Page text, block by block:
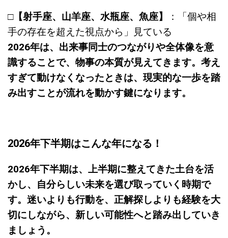
□【射手座、山羊座、水瓶座、魚座】
：「個や相
手の存在を超えた視点から」見ている
2026年は、出来事同士のつながりや全体像を意
識することで、物事の本質が見えてきます。考え
すぎて動けなくなったときは、現実的な一歩を踏
み出すことが流れを動かす鍵になります。
2026年下半期はこんな年になる！
2026年下半期は、上半期に整えてきた土台を活
かし、自分らしい未来を選び取っていく時期で
す。迷いよりも行動を、正解探しよりも経験を大
切にしながら、新しい可能性へと踏み出していき
ましょう。